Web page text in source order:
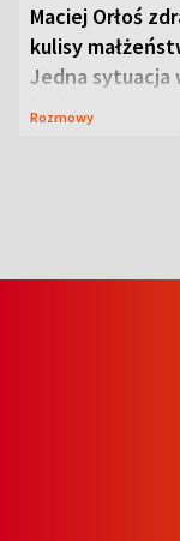
Maciej Orłoś
kulisy
Jedna sytuacja
jak bumerang
Rozmowy